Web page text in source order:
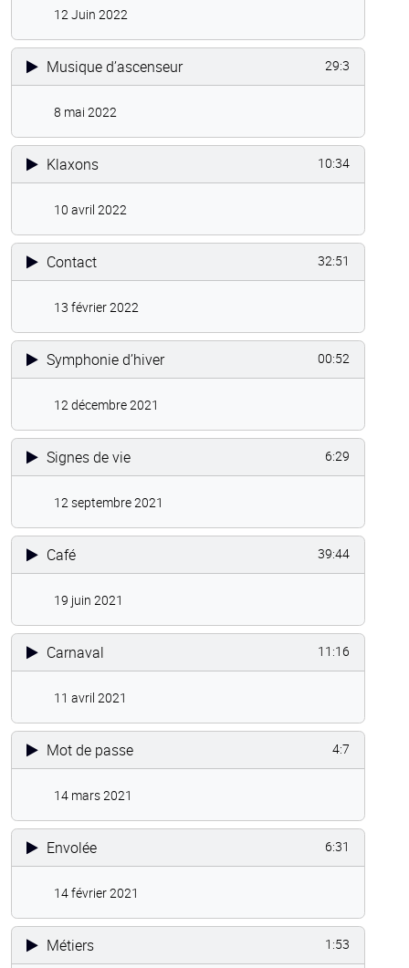
12 Juin 2022
Musique d’ascenseur 29:3
8 mai 2022
Klaxons 10:34
10 avril 2022
Contact 32:51
13 février 2022
Symphonie d’hiver 00:52
12 décembre 2021
Signes de vie 6:29
12 septembre 2021
Café 39:44
19 juin 2021
Carnaval 11:16
11 avril 2021
Mot de passe 4:7
14 mars 2021
Envolée 6:31
14 février 2021
Métiers 1:53